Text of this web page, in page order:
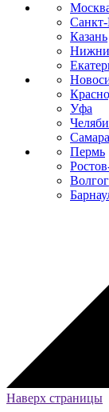
Санкт-
Казань
Уфа
Самара
Пермь
Наверх страницы